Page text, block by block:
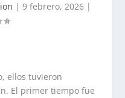
| 9 febrero, 2026 |
ellos tuvieron
El primer tiempo fue